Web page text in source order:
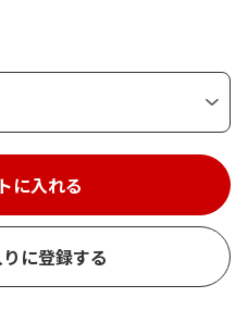
に入れる
に登録する